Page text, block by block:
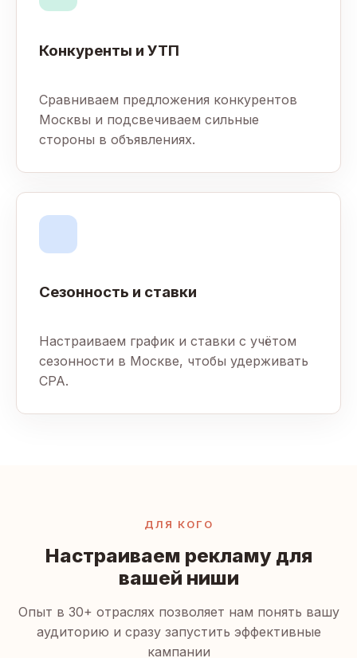
Конкуренты и УТП
Сравниваем предложения конкурентов
Москвы и подсвечиваем сильные
стороны в объявлениях.
Сезонность и ставки
Настраиваем график и ставки с учётом
сезонности в Москве, чтобы удерживать
CPA.
ДЛЯ КОГО
Настраиваем рекламу для
вашей ниши
Опыт в 30+ отраслях позволяет нам понять вашу
аудиторию и сразу запустить эффективные
кампании